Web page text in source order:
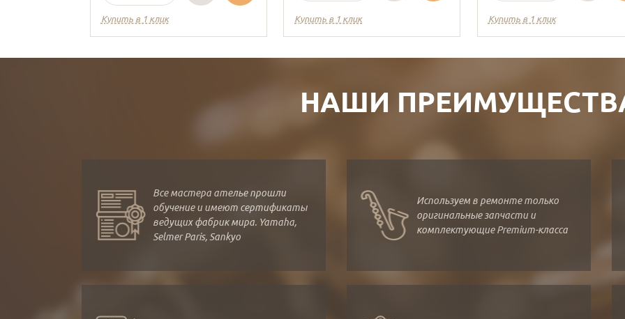
Купить в 1 клик Купить в 1 клик Купить в 1 клик
НАШИ
Все мастера ателье прошли
обучение и имеют сертификаты
ведущих фабрик мира. Yamaha,
Selmer Paris, Sankyo
Используем в ремонте только
оригинальные запчасти и
комплектующие Premium-класса